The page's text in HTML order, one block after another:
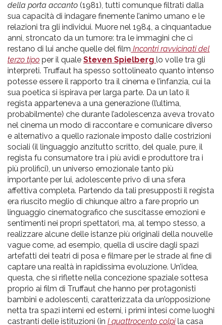
della porta accanto (1981), tutti comunque filtrati dalla
sua capacità di indagare finemente l’animo umano e le
relazioni tra gli individui. Muore nel 1984, a cinquantadue
anni, stroncato da un tumore: tra le immagini che ci
restano di lui anche quelle del film Incontri ravvicinati del
terzo tipo per il quale Steven Spielberg lo volle tra gli
interpreti. Truffaut ha spesso sottolineato quanto intenso
potesse essere il rapporto tra il cinema e l’infanzia, cui la
sua poetica si ispirava per larga parte. Da un lato il
regista apparteneva a una generazione (l’ultima,
probabilmente) che durante l’adolescenza aveva trovato
nel cinema un modo di raccontare e comunicare diverso
e alternativo a quello razionale imposto dalle costrizioni
sociali (il linguaggio anzitutto scritto, del quale, pure, il
regista fu consumatore tra i più avidi e produttore tra i
più prolifici), un universo emozionale tanto più
importante per lui, adolescente privo di una sfera
affettiva completa. Partendo da tali presupposti il regista
era riuscito meglio di chiunque altro a fare proprio un
linguaggio cinematografico che suscitasse emozioni e
sentimenti nei propri spettatori, ma, al tempo stesso, a
realizzare alcune delle istanze più originali della nouvelle
vague come, ad esempio, quella di uscire dagli spazi
artefatti dei teatri di posa e filmare per le strade al fine di
captare una realtà in rapidissima evoluzione. Un’idea,
questa, che si riflette nella concezione spaziale sottesa
proprio ai film di Truffaut che hanno per protagonisti
bambini e adolescenti, caratterizzata da un’opposizione
netta tra spazi interni ed esterni, i primi intesi come luoghi
castranti delle istituzioni (in I quattrocento colpila casa